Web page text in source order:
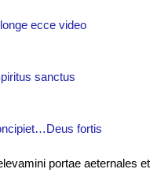
ecce video
sanctus
fortis
portae aeternales et